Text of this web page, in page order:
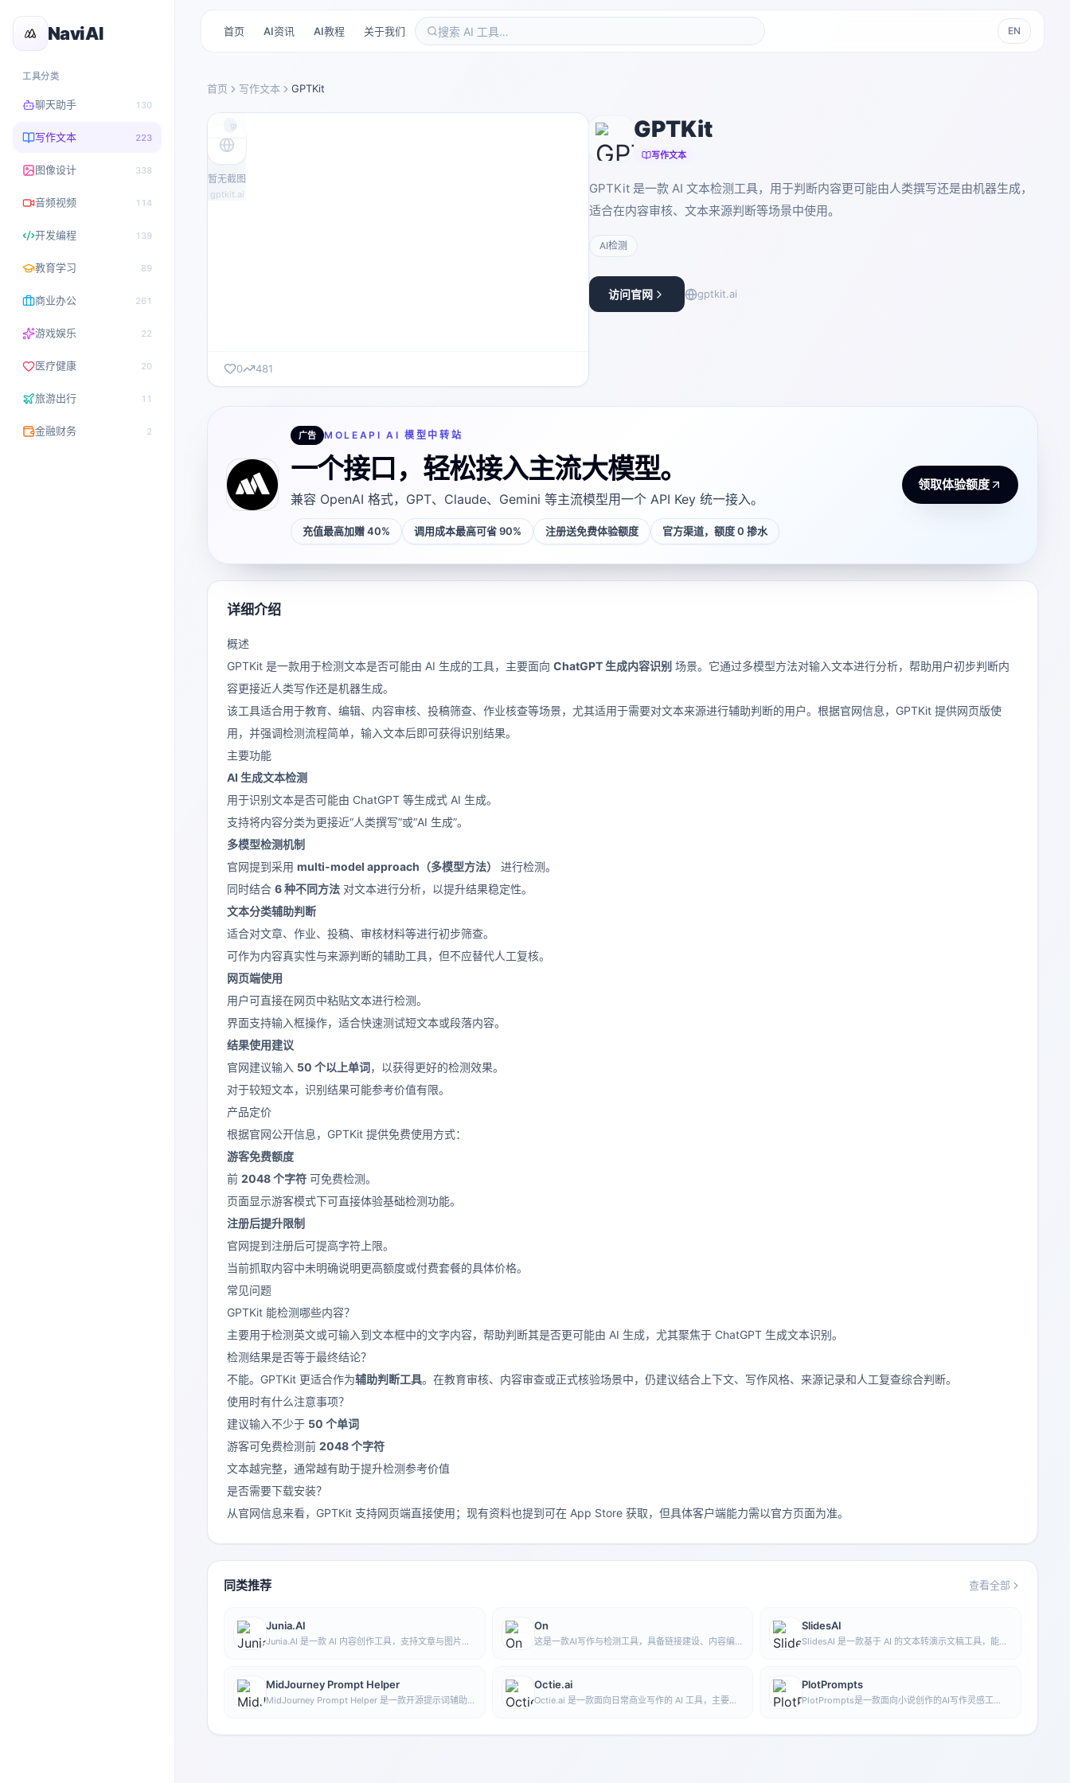
NaviAI
工具分类
聊天助手 130
写作文本 223
图像设计 338
音频视频 114
开发编程 139
教育学习 89
商业办公 261
游戏娱乐 22
医疗健康 20
旅游出行 11
金融财务 2
首页 AI资讯 AI教程 关于我们 EN
首页 写作文本 GPTKit
gptkit.ai
暂无截图
gptkit.ai
0 481
GPTKit
写作文本
GPTKit 是一款 AI 文本检测工具，用于判断内容更可能由人类撰写还是由机器生成，
适合在内容审核、文本来源判断等场景中使用。
AI检测
访问官网 gptkit.ai
广告 MOLEAPI AI 模型中转站
一个接口，轻松接入主流大模型。
兼容 OpenAI 格式，GPT、Claude、Gemini 等主流模型用一个 API Key 统一接入。
充值最高加赠 40% 调用成本最高可省 90% 注册送免费体验额度 官方渠道，额度 0 掺水
领取体验额度
详细介绍
概述
GPTKit 是一款用于检测文本是否可能由 AI 生成的工具，主要面向 ChatGPT 生成内容识别 场景。它通过多模型方法对输入文本进行分析，帮助用户初步判断内
容更接近人类写作还是机器生成。
该工具适合用于教育、编辑、内容审核、投稿筛查、作业核查等场景，尤其适用于需要对文本来源进行辅助判断的用户。根据官网信息，GPTKit 提供网页版使
用，并强调检测流程简单，输入文本后即可获得识别结果。
主要功能
AI 生成文本检测
用于识别文本是否可能由 ChatGPT 等生成式 AI 生成。
支持将内容分类为更接近“人类撰写”或“AI 生成”。
多模型检测机制
官网提到采用 multi-model approach（多模型方法）
进行检测。
同时结合 6 种不同方法 对文本进行分析，以提升结果稳定性。
文本分类辅助判断
适合对文章、作业、投稿、审核材料等进行初步筛查。
可作为内容真实性与来源判断的辅助工具，但不应替代人工复核。
网页端使用
用户可直接在网页中粘贴文本进行检测。
界面支持输入框操作，适合快速测试短文本或段落内容。
结果使用建议
官网建议输入 50 个以上单词，以获得更好的检测效果。
对于较短文本，识别结果可能参考价值有限。
产品定价
根据官网公开信息，GPTKit 提供免费使用方式：
游客免费额度
前 2048 个字符 可免费检测。
页面显示游客模式下可直接体验基础检测功能。
注册后提升限制
官网提到注册后可提高字符上限。
当前抓取内容中未明确说明更高额度或付费套餐的具体价格。
常见问题
GPTKit 能检测哪些内容？
主要用于检测英文或可输入到文本框中的文字内容，帮助判断其是否更可能由 AI 生成，尤其聚焦于 ChatGPT 生成文本识别。
检测结果是否等于最终结论？
不能。GPTKit 更适合作为辅助判断工具。在教育审核、内容审查或正式核验场景中，仍建议结合上下文、写作风格、来源记录和人工复查综合判断。
使用时有什么注意事项？
建议输入不少于 50 个单词
游客可免费检测前 2048 个字符
文本越完整，通常越有助于提升检测参考价值
是否需要下载安装？
从官网信息来看，GPTKit 支持网页端直接使用；现有资料也提到可在 App Store 获取，但具体客户端能力需以官方页面为准。
同类推荐 查看全部
Junia.AI
Junia.AI 是一款 AI 内容创作工具，支持文章与图片生
On
这是一款AI写作与检测工具，具备链接建设、内容编
SlidesAI
SlidesAI 是一款基于 AI 的文本转演示文稿工具，能够
Google Slides 配合使用。
MidJourney Prompt Helper
MidJourney Prompt Helper 是一款开源提示词辅助
Octie.ai
Octie.ai 是一款面向日常商业写作的 AI 工具，主要用
PlotPrompts
PlotPrompts是一款面向小说创作的AI写作灵感工